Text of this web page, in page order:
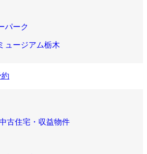
パーク
ュージアム栃木
古住宅・収益物件